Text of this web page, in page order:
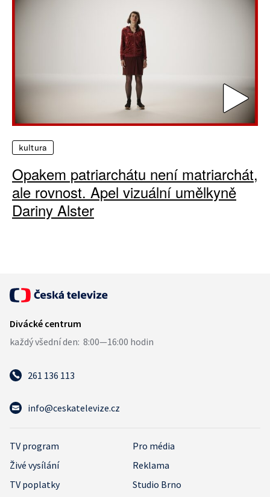
kultura
Opakem patriarchátu není matriarchát,
ale rovnost. Apel vizuální umělkyně
Dariny Alster
261 136 113
info@ceskatelevize.cz
TV program
Pro média
Živé vysílání
Reklama
TV poplatky
Studio Brno